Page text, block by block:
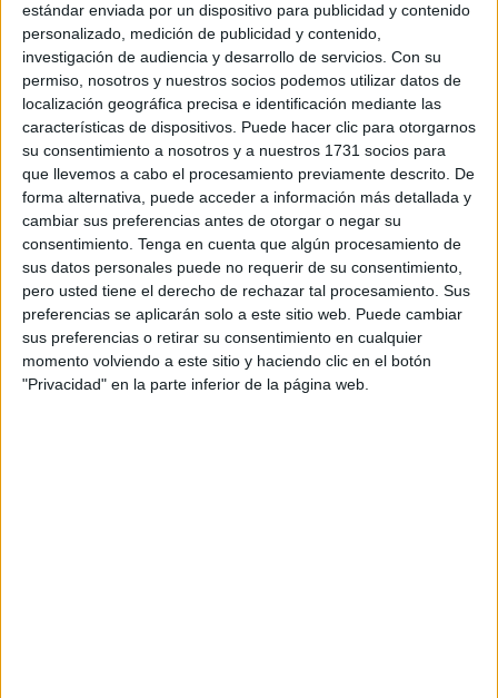
estándar enviada por un dispositivo para publicidad y contenido
personalizado, medición de publicidad y contenido,
investigación de audiencia y desarrollo de servicios. Con su
permiso, nosotros y nuestros socios podemos utilizar datos de
localización geográfica precisa e identificación mediante las
características de dispositivos. Puede hacer clic para otorgarnos
su consentimiento a nosotros y a nuestros 1731 socios para
que llevemos a cabo el procesamiento previamente descrito. De
forma alternativa, puede acceder a información más detallada y
cambiar sus preferencias antes de otorgar o negar su
consentimiento. Tenga en cuenta que algún procesamiento de
sus datos personales puede no requerir de su consentimiento,
pero usted tiene el derecho de rechazar tal procesamiento. Sus
preferencias se aplicarán solo a este sitio web. Puede cambiar
sus preferencias o retirar su consentimiento en cualquier
momento volviendo a este sitio y haciendo clic en el botón
"Privacidad" en la parte inferior de la página web.
3.800. Lamitad de la presiónque tenían hace un año”, ha
reseñado el ministro.